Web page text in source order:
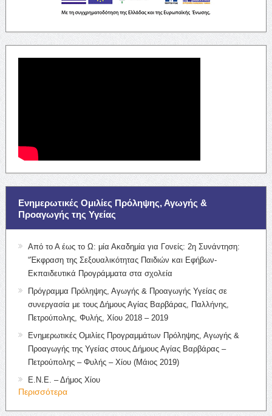
Ενημερωτικές Ομιλίες Πρόληψης, Αγωγής &
Προαγωγής της Υγείας
Από το Α έως το Ω: μία Ακαδημία για Γονείς: 2η Συνάντηση:
“Έκφραση της Σεξουαλικότητας Παιδιών και Εφήβων-
Εκπαιδευτικά Προγράμματα στα σχολεία
Πρόγραμμα Πρόληψης, Αγωγής & Προαγωγής Υγείας σε
συνεργασία με τους Δήμους Αγίας Βαρβάρας, Παλλήνης,
Πετρούπολης, Φυλής, Χίου 2018 – 2019
Ενημερωτικές Ομιλίες Προγραμμάτων Πρόληψης, Αγωγής &
Προαγωγής της Υγείας στους Δήμους Αγίας Βαρβάρας –
Πετρούπολης – Φυλής – Χίου (Μάιος 2019)
Ε.Ν.Ε. – Δήμος Χίου
Περισσότερα